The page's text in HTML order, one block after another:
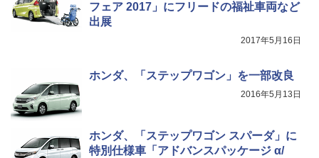
フェア 2017」にフリードの福祉車両など
出展
2017年5月16日
ホンダ、「ステップワゴン」を一部改良
2016年5月13日
ホンダ、「ステップワゴン スパーダ」に
特別仕様車「アドバンスパッケージ α/